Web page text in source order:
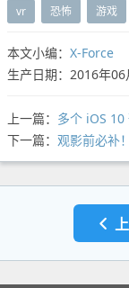
vr 恐怖 游戏
本文小编： X-Force
生产日期：2016年
上一篇： 多个 iOS 10
下一篇： 观影前必补